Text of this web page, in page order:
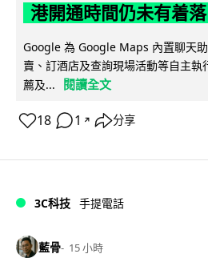
港開通時間仍未有着落
Google 為 Google Maps 內置聊天
賣、訂酒店及查詢現場活動等自主執
薦及...
閱讀全文
18 1 ↗ 分享
3C科技 手提電話
藍骨 15 小時